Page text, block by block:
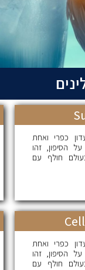
כפרי ואחת
הסיפון, זהו
חולף עם
כפרי ואחת
הסיפון, זהו
חולף עם